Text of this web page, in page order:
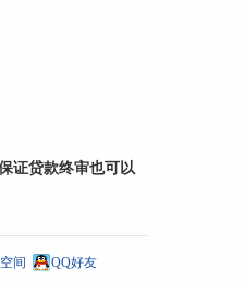
证贷款终审也可以
间 QQ好友